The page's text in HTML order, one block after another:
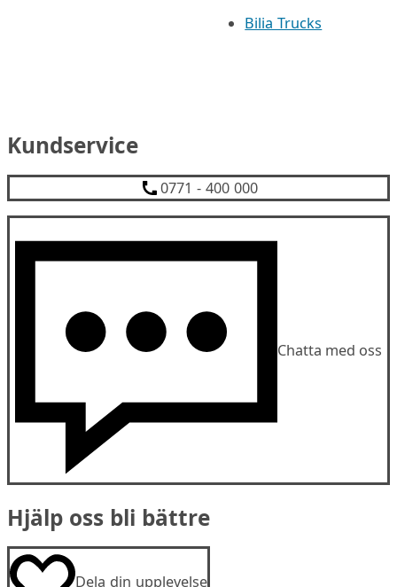
Bilia Trucks
Kundservice
0771 - 400 000
Chatta med oss
Hjälp oss bli bättre
Dela din upplevelse